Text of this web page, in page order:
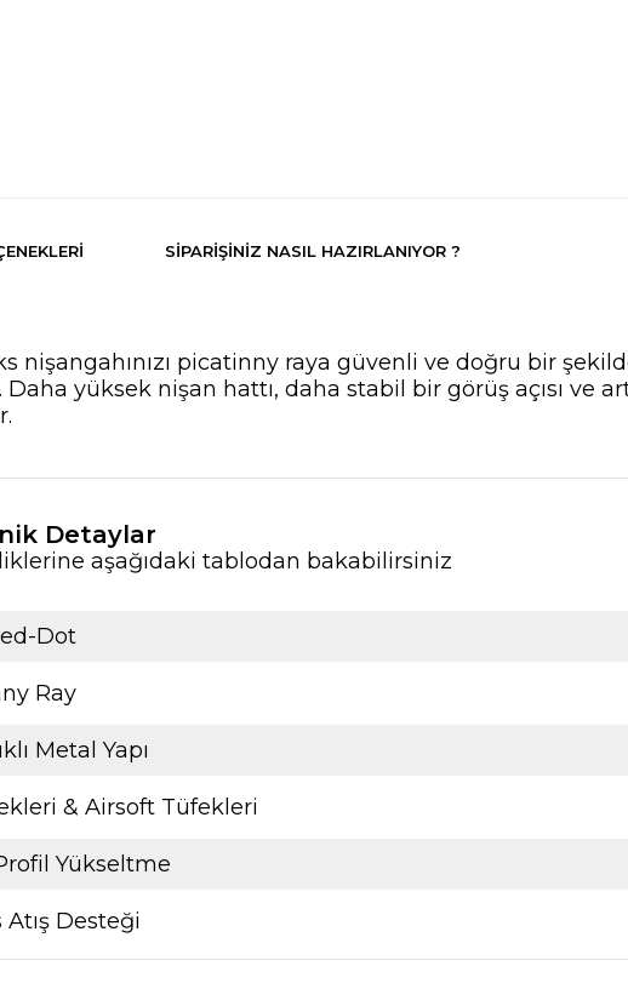
SIPARIŞINIZ NASIL HAZIRLANIYOR ?
nişangahınızı picatinny raya güvenli ve doğru bir
yüksek nişan hattı, daha stabil bir görüş açısı ve
Detaylar
aşağıdaki tablodan bakabilirsiniz
Dot
Ray
Metal Yapı
& Airsoft Tüfekleri
Yükseltme
Atış Desteği